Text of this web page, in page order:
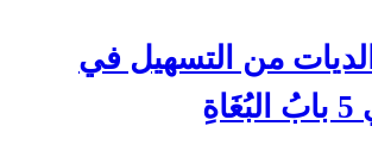
من التسهيل في